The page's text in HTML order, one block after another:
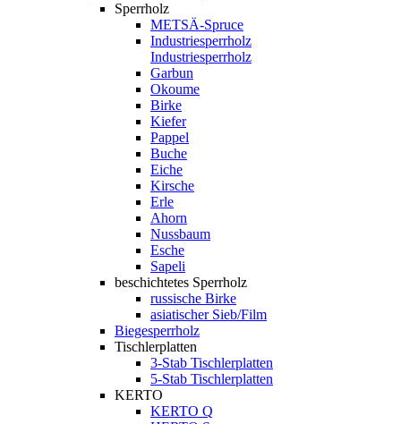
Sperrholz
METSÄ-Spruce
Industriesperrholz
Industriesperrholz
Garbun
Okoume
Birke
Kiefer
Pappel
Buche
Eiche
Kirsche
Erle
Ahorn
Nussbaum
Esche
Sapeli
beschichtetes Sperrholz
russische Birke
asiatischer Sieb/Film
Biegesperrholz
Tischlerplatten
3-Stab Tischlerplatten
5-Stab Tischlerplatten
KERTO
KERTO Q